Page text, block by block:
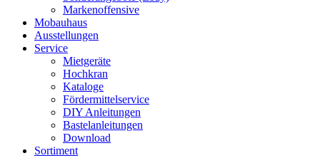
Markenoffensive
Mobauhaus
Ausstellungen
Service
Mietgeräte
Hochkran
Kataloge
Fördermittelservice
DIY Anleitungen
Bastelanleitungen
Download
Sortiment